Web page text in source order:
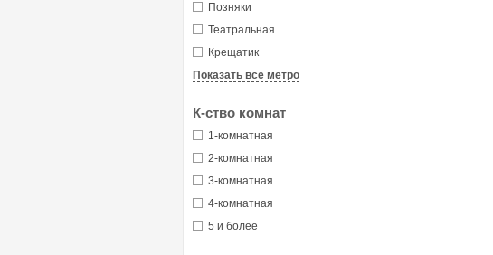
Позняки
Театральная
Крещатик
Показать все метро
К-ство комнат
1-комнатная
2-комнатная
3-комнатная
4-комнатная
5 и более